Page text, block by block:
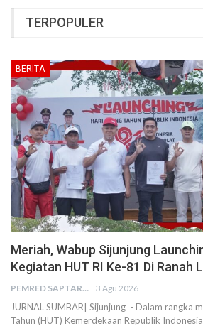
TERPOPULER
BERITA
Meriah, Wabup Sijunjung
Kegiatan HUT RI Ke-81 Di Ranah
PEMRED SAPTARIUS 3 Agu 2026
JURNAL SUMBAR| Sijunjung - Dalam rangka
Tahun (HUT) Kemerdekaan Republik